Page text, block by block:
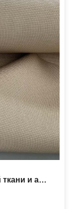
Поставщик высококремнеземной ткани и аморфной кремнеземной ткани